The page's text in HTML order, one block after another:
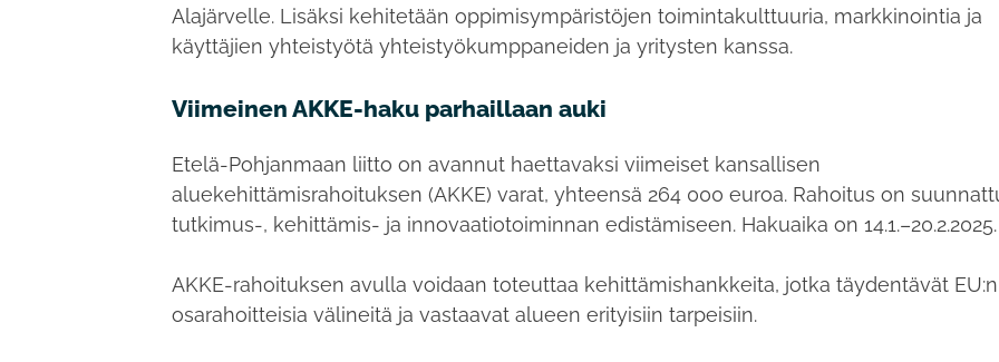
Alajärvelle. Lisäksi kehitetään oppimisympäristöjen toimintakulttuuria, markkinointia ja
käyttäjien yhteistyötä yhteistyökumppaneiden ja yritysten kanssa.
Viimeinen AKKE-haku parhaillaan auki
Etelä-Pohjanmaan liitto on avannut haettavaksi viimeiset kansallisen
aluekehittämisrahoituksen (AKKE) varat, yhteensä 264 000 euroa. Rahoitus on
tutkimus-, kehittämis- ja innovaatiotoiminnan edistämiseen. Hakuaika on
AKKE-rahoituksen avulla voidaan toteuttaa kehittämishankkeita, jotka täydentävät EU:n
osarahoitteisia välineitä ja vastaavat alueen erityisiin tarpeisiin.